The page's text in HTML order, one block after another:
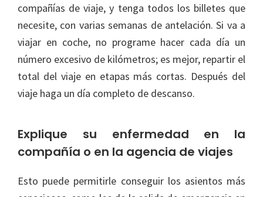
compañías de viaje, y tenga todos los billetes que
necesite, con varias semanas de antelación. Si va a
viajar en coche, no programe hacer cada día un
número excesivo de kilómetros; es mejor, repartir el
total del viaje en etapas más cortas. Después del
viaje haga un día completo de descanso.
Explique su enfermedad en la
compañía o en la agencia de viajes
Esto puede permitirle conseguir los asientos más